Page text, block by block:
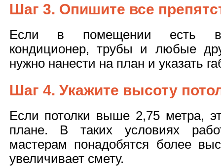
Шаг 3. Опишите все
Если в помещении есть
кондиционер, трубы и любые
нужно нанести на план и указать
Шаг 4. Укажите высоту
Если потолки выше 2,75 метра,
плане. В таких условиях
мастерам понадобятся более
увеличивает смету.